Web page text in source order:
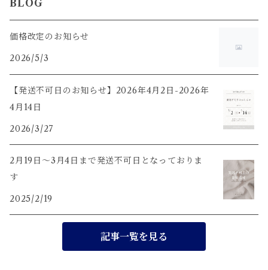
茶荷
茶通・茶匙・茶挟・茶則
水出しボトル
BLOG
価格改定のお知らせ
2026/5/3
【発送不可日のお知らせ】2026年4月2日-2026年
4月14日
2026/3/27
2月19日〜3月4日まで発送不可日となっておりま
す
2025/2/19
記事一覧を見る